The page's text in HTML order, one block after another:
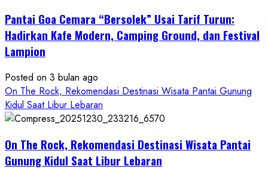
ROCK
Gunungkidul
Baru,
Padukan
Keindahan
Alam
Wisata
Kekinian
Pantai Goa Cemara “Bersolek” Usai Tarif Turun:
Hadirkan Kafe Modern, Camping Ground, dan Festival
Lampion
Posted on 3 bulan ago
On The Rock, Rekomendasi Destinasi Wisata Pantai Gunung
Kidul Saat Libur Lebaran
On The Rock, Rekomendasi Destinasi Wisata Pantai
Gunung Kidul Saat Libur Lebaran